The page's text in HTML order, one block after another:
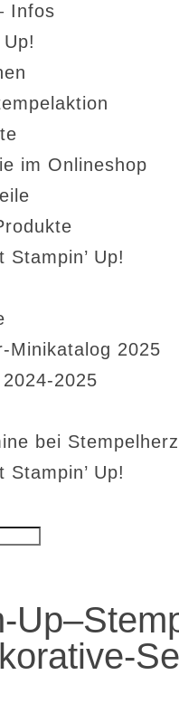
Infos
im Onlineshop
Up!
Minikatalog 2025
2025
bei Stempelherz
Up!